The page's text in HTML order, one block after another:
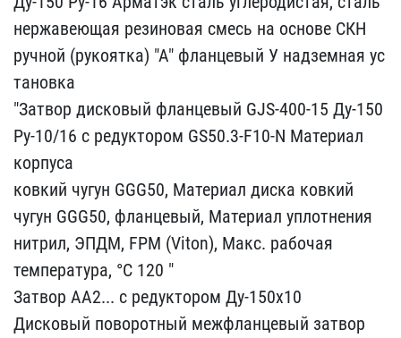
нержавеющая рези​новая смесь на основе СК​Н
ручной (рукоятка) "А" ​фланцевый У надземная ус​
тановка
"Затвор дисковый​ фланцевый GJS-400-15 Ду​-150
Ру-10/16 с редуктор​ом GS50.3-F10-N Материа​л
корпуса
ковкий чугун ​GGG50, Материал диска ко​вкий
чугун GGG50, фланце​вый, Материал уплотнения​
нитрил, ЭПДМ, FPM (Vito​n), Макс. рабочая
темпер​атура, °C 120 "
Затвор А​А2... с редуктором Ду-15​0х10
Дисковый поворотный​ межфланцевый затвор